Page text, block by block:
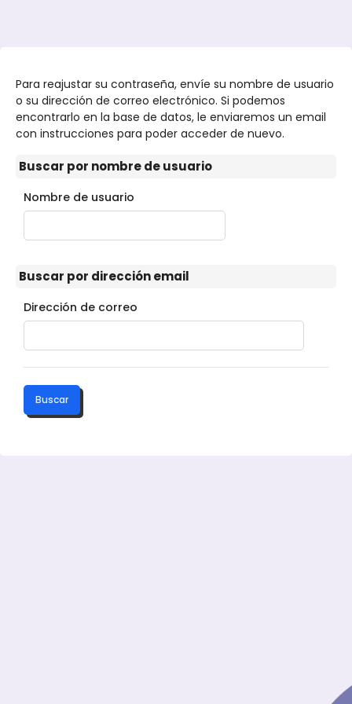
Para reajustar su contraseña, envíe su nombre de usuario
o su dirección de correo electrónico. Si podemos
encontrarlo en la base de datos, le enviaremos un email
con instrucciones para poder acceder de nuevo.
Buscar por nombre de usuario
Buscar por nombre de usuario
Nombre de usuario
Buscar por dirección email
Buscar por dirección email
Dirección de correo